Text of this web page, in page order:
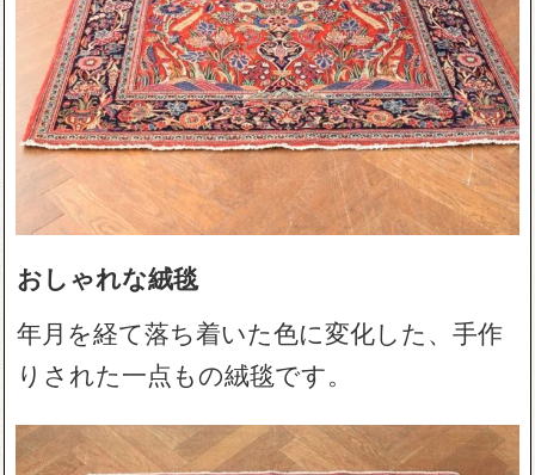
おしゃれな絨毯
年月を経て落ち着いた色に変化した、手作
りされた一点もの絨毯です。